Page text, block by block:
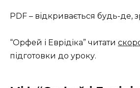
PDF – відкривається будь-де,
“Орфей і Еврідіка” читати
підготовки до уроку.